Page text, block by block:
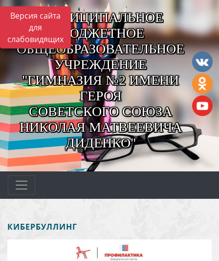
Версия сайта
для
слабовидящих
МУНИЦИПАЛЬНОЕ
БЮДЖЕТНОЕ
ОБЩЕОБРАЗОВАТЕЛЬНОЕ
УЧРЕЖДЕНИЕ
"ГИМНАЗИЯ №2 ИМЕНИ
ГЕРОЯ
СОВЕТСКОГО СОЮЗА
НИКОЛАЯ МАТВЕЕВИЧА
ДИДЕНКО"
КИБЕРБУЛЛИНГ